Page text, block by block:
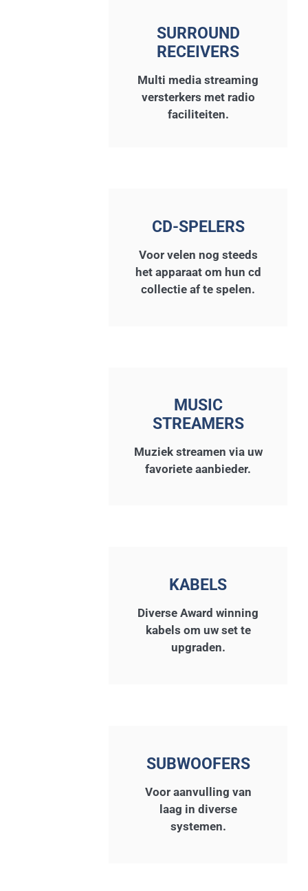
SURROUND
RECEIVERS
Multi media streaming
versterkers met radio
faciliteiten.
CD-SPELERS
Voor velen nog steeds
het apparaat om hun cd
collectie af te spelen.
MUSIC
STREAMERS
Muziek streamen via uw
favoriete aanbieder.
KABELS
Diverse Award winning
kabels om uw set te
upgraden.
SUBWOOFERS
Voor aanvulling van
laag in diverse
systemen.